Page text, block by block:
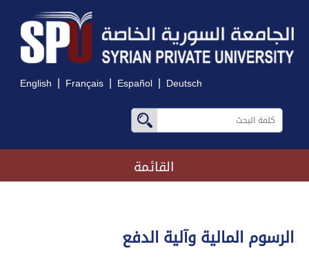
English | Français | Español | Deutsch
القائمة
الرسوم المالية وآلية الدفع